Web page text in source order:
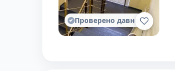
Проверено давно